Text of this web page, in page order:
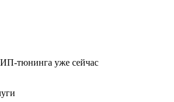
тюнинга уже сейчас